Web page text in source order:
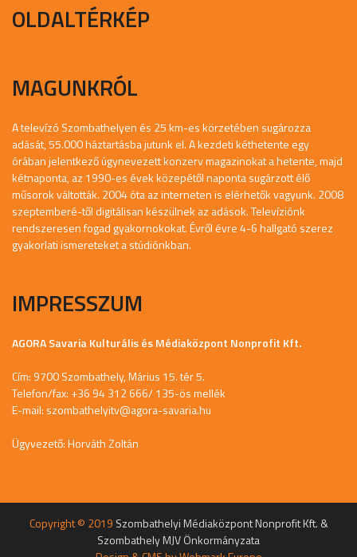
OLDALTÉRKÉP
MAGUNKRÓL
A televízó Szombathelyen és 25 km-es körzetében sugározza
adását, 55.000 háztartásba jutunk el. A kezdeti kéthetente egy
órában jelentkező úgynevezett konzerv magazinokat a hetente, majd
kétnaponta, az 1990-es évek közepétől naponta sugárzott élő
műsorok váltották. 2004 óta az interneten is elérhetők vagyunk. 2008
szeptemberé-től digitálisan készülnek az adások. Televíziónk
rendszeresen fogad gyakornokokat. Évről évre 4-6 hallgató szerez
gyakorlati ismereteket a stúdiónkban.
IMPRESSZUM
AGORA Savaria Kulturális és Médiaközpont Nonprofit Kft.
Cím: 9700 Szombathely, Márius 15. tér 5.
Telefon/fax: +36 94 312 666/ 135-ös mellék
E-mail: szombathelyitv@agora-savaria.hu
Ügyvezető: Horváth Zoltán
Copyright © 2019 Szombathelyi Médiaközpont Nonprofit Kft. &
Szombathely MJV Önkormányzata